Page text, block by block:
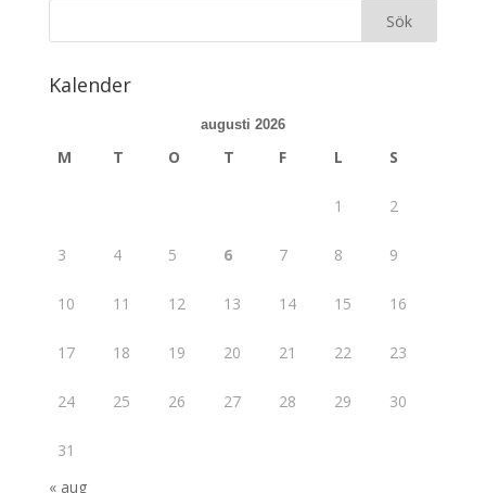
Kalender
augusti 2026
M T O T F L S
1 2
3 4 5 6 7 8 9
10 11 12 13 14 15 16
17 18 19 20 21 22 23
24 25 26 27 28 29 30
31
« aug